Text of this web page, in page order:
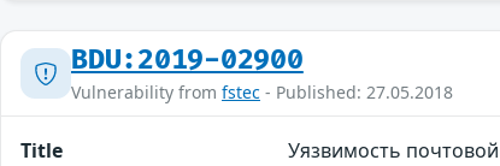
BDU:2019-02900
Vulnerability from fstec - Published: 27.05.2018
Title
Уязвимость